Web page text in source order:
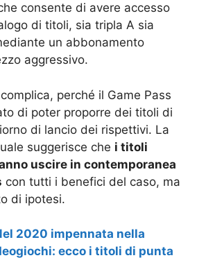
consente di avere accesso
di titoli, sia tripla A sia
un abbonamento
aggressivo.
perché il Game Pass
di poter proporre dei titoli di
di lancio dei rispettivi. La
suggerisce che i titoli
uscire in contemporanea
con tutti i benefici del caso, ma
di ipotesi.
2020 impennata nella
ecco i titoli di punta